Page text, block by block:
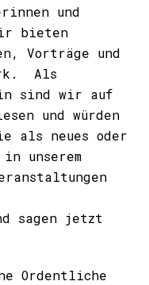
und
bieten
Vorträge und
Als
sind wir auf
und würden
als neues oder
unserem
sagen jetzt
Ordentliche